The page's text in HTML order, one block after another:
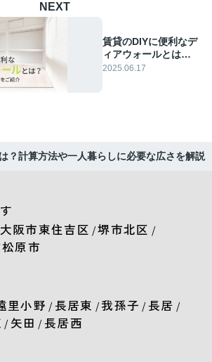
NEXT
賃貸のDIYに便利なデ
ィアウォールとは？
使い方や本棚の作り
2025.06.17
？計算方法や一人暮らしに必要な広さを解説
大阪市東住吉区 /堺市北区 /
松原市
里小野 / 長居東 / 我孫子 / 長居 /
/ 矢田 / 長居西